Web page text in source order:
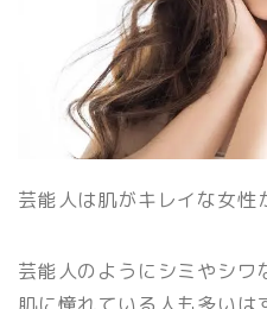
芸能人は肌がキレイな女性
芸能人のようにシミやシワ
肌に憧れている人も多いは